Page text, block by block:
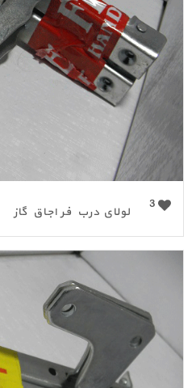
3 لولای درب فر اجاق گاز